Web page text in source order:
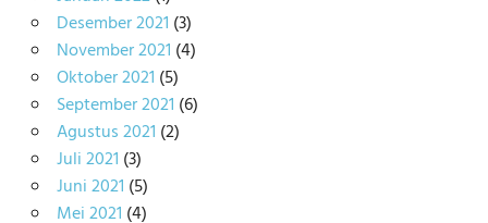
Desember 2021 (3)
November 2021 (4)
Oktober 2021 (5)
September 2021 (6)
Agustus 2021 (2)
Juli 2021 (3)
Juni 2021 (5)
Mei 2021 (4)